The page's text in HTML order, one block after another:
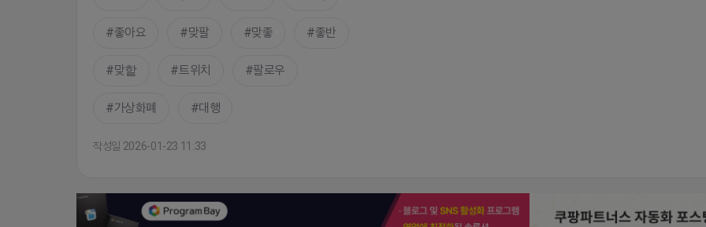
좋아요 맞팔 맞좋 좋반
맞핱 트위치 팔로우
가상화폐 대행
작성일 2026-01-23 11:33